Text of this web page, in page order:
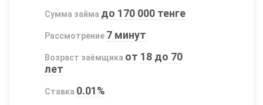
Сумма займа до 170 000 тенге
Рассмотрение 7 минут
Возраст заёмщика от 18 до 70
лет
Ставка 0.01%